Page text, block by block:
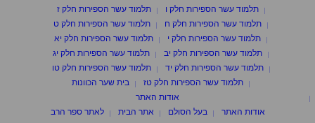
תלמוד עשר הספירות חלק ו
תלמוד עשר הספירות חלק ז
תלמוד עשר הספירות חלק ח
תלמוד עשר הספירות חלק ט
תלמוד עשר הספירות חלק י
תלמוד עשר הספירות חלק יא
תלמוד עשר הספירות חלק יב
תלמוד עשר הספירות חלק יג
תלמוד עשר הספירות חלק יד
תלמוד עשר הספירות חלק טו
תלמוד עשר הספירות חלק טז
בית שער הכוונות
אודות האתר
אודות האתר
בעל הסולם אתר הבית
לאתר ספר הרב